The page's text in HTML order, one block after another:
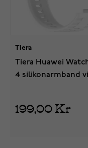
Tiera
Tiera Huawei
4 silikonarmband
199,00 Kr